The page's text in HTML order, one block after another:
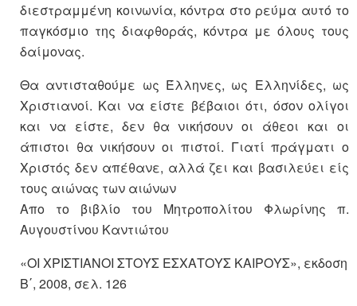
διεστραμμένη κοινωνία, κόντρα στο ρεύμα αυτό το
παγκόσμιο της διαφθοράς, κόντρα με όλους τους
δαίμονας.
Θα αντισταθούμε ως Έλληνες, ως Ελληνίδες, ως
Χριστιανοί. Και να είστε βέβαιοι ότι, όσον ολίγοι
και να είστε, δεν θα νικήσουν οι άθεοι και οι
άπιστοι θα νικήσουν οι πιστοί. Γιατί πράγματι ο
Χριστός δεν απέθανε, αλλά ζει και βασιλεύει είς
τους αιώνας των αιώνων
Aπο το βιβλίο του Μητροπολίτου Φλωρίνης π.
Αυγουστίνου Καντιώτου
«ΟΙ ΧΡΙΣΤΙΑΝΟΙ ΣΤΟΥΣ ΕΣΧΑΤΟΥΣ ΚΑΙΡΟΥΣ», εκδοση
Β΄, 2008, σελ. 126